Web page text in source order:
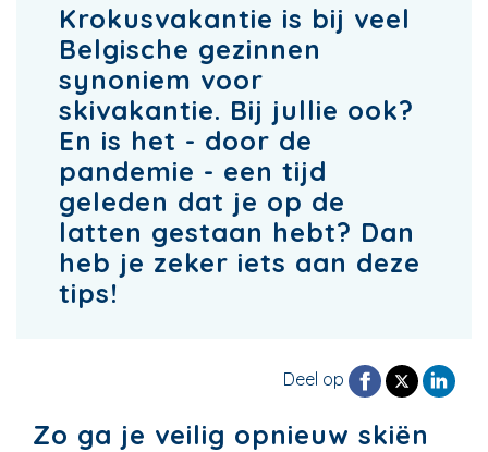
Krokusvakantie is bij veel
Belgische gezinnen
synoniem voor
skivakantie. Bij jullie ook?
En is het - door de
pandemie - een tijd
geleden dat je op de
latten gestaan hebt? Dan
heb je zeker iets aan deze
tips!
Deel op
Zo ga je veilig opnieuw skiën